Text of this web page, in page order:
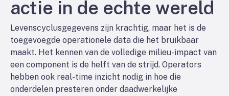
actie in de echte wereld
Levenscyclusgegevens zijn krachtig, maar het is de
toegevoegde operationele data die het bruikbaar
maakt. Het kennen van de volledige milieu-impact van
een component is de helft van de strijd. Operators
hebben ook real-time inzicht nodig in hoe die
onderdelen presteren onder daadwerkelijke